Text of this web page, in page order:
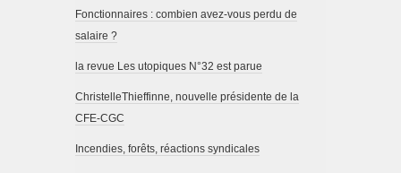
Fonctionnaires : combien avez-vous perdu de
salaire ?
la revue Les utopiques N°32 est parue
ChristelleThieffinne, nouvelle présidente de la
CFE-CGC
Incendies, forêts, réactions syndicales